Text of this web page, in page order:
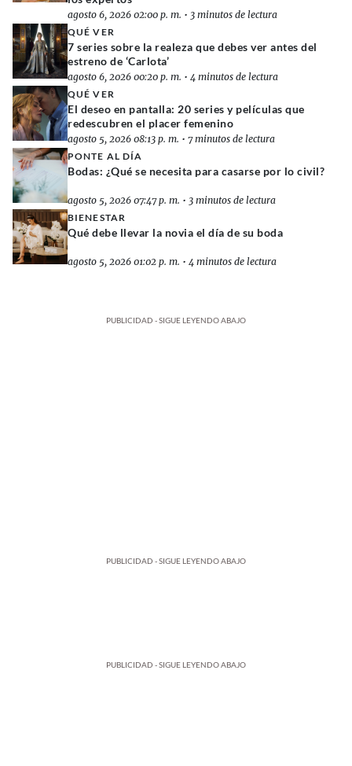
agosto 6, 2026 02:00 p. m. • 3 minutos de lectura
QUÉ VER
7 series sobre la realeza que debes ver antes del
estreno de ‘Carlota’
agosto 6, 2026 00:20 p. m. • 4 minutos de lectura
QUÉ VER
El deseo en pantalla: 20 series y películas que
redescubren el placer femenino
agosto 5, 2026 08:13 p. m. • 7 minutos de lectura
PONTE AL DÍA
Bodas: ¿Qué se necesita para casarse por lo civil?
agosto 5, 2026 07:47 p. m. • 3 minutos de lectura
BIENESTAR
Qué debe llevar la novia el día de su boda
agosto 5, 2026 01:02 p. m. • 4 minutos de lectura
PUBLICIDAD - SIGUE LEYENDO ABAJO
PUBLICIDAD - SIGUE LEYENDO ABAJO
PUBLICIDAD - SIGUE LEYENDO ABAJO